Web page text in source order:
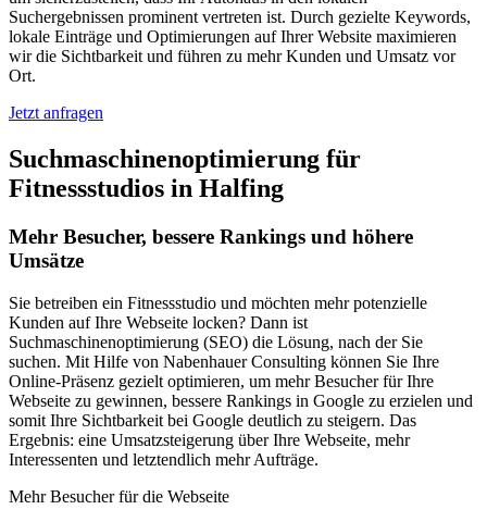
Suchergebnissen prominent vertreten ist. Durch gezielte Keywords,
lokale Einträge und Optimierungen auf Ihrer Website maximieren
wir die Sichtbarkeit und führen zu mehr Kunden und Umsatz vor
Ort.
Jetzt anfragen
Suchmaschinenoptimierung für
Fitnessstudios in Halfing
Mehr Besucher, bessere Rankings und höhere
Umsätze
Sie betreiben ein Fitnessstudio und möchten mehr potenzielle
Kunden auf Ihre Webseite locken? Dann ist
Suchmaschinenoptimierung (SEO) die Lösung, nach der Sie
suchen. Mit Hilfe von Nabenhauer Consulting können Sie Ihre
Online-Präsenz gezielt optimieren, um mehr Besucher für Ihre
Webseite zu gewinnen, bessere Rankings in Google zu erzielen und
somit Ihre Sichtbarkeit bei Google deutlich zu steigern. Das
Ergebnis: eine Umsatzsteigerung über Ihre Webseite, mehr
Interessenten und letztendlich mehr Aufträge.
Mehr Besucher für die Webseite